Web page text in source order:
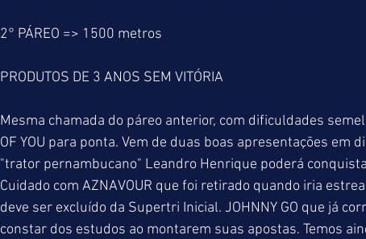
2° PÁREO => 1500 metros
PRODUTOS DE 3 ANOS SEM VITÓRIA
Mesma chamada do páreo anterior, com dificuldades
OF YOU para ponta. Vem de duas boas apresentações em
"trator pernambucano" Leandro Henrique poderá
Cuidado com AZNAVOUR que foi retirado quando iria
deve ser excluído da Supertri Inicial. JOHNNY GO que já
constar dos estudos ao montarem suas apostas. Temos